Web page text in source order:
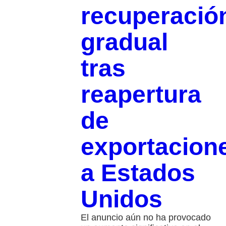
gradual
tras
reapertura
de
a Estados
Unidos
El anuncio aún no ha provocado